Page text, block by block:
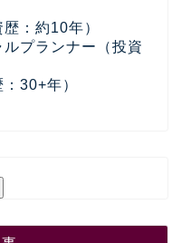
：約10年）
プランナー（投資
30+年）